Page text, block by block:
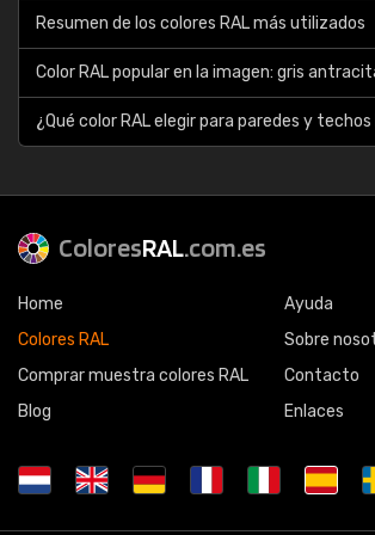
Resumen de los colores RAL más utilizados
Color RAL popular en la imagen: gris
¿Qué color RAL elegir para paredes y
ColoresRAL.com.es
Home
Colores RAL
Comprar muestra colores RAL
Blog
Ayuda
Sobre
Contacto
Enlaces